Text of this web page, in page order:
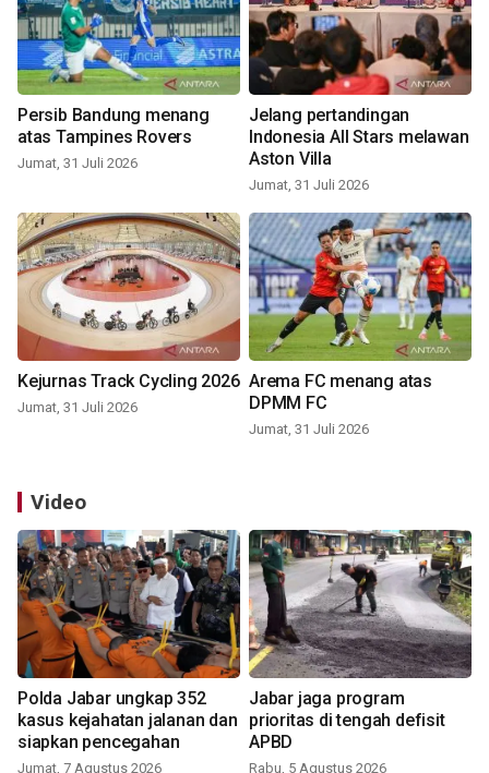
Persib Bandung menang
atas Tampines Rovers
Jumat, 31 Juli 2026
Jelang pertandingan
Indonesia All Stars melawan
Aston Villa
Jumat, 31 Juli 2026
Kejurnas Track Cycling 2026
Jumat, 31 Juli 2026
Arema FC menang atas
DPMM FC
Jumat, 31 Juli 2026
Video
Polda Jabar ungkap 352
kasus kejahatan jalanan dan
siapkan pencegahan
Jumat, 7 Agustus 2026
Jabar jaga program
prioritas di tengah defisit
APBD
Rabu, 5 Agustus 2026